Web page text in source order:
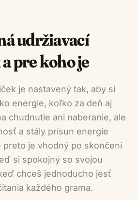
udržiavací
pre koho je
je nastavený tak, aby si
energie, koľko za deň aj
chudnutie ani naberanie, ale
a stály prísun energie
preto je vhodný po skončení
si spokojný so svojou
chceš jednoducho jesť
každého grama.